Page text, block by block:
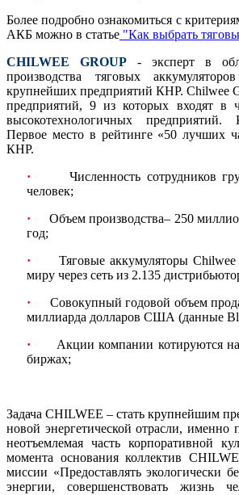
Более подробно ознакомиться с
АКБ можно в статье "Как выбрать
CHILWEE GROUP - эксперт в
производства тяговых
крупнейших предприятий КНР. Chilwee
предприятий, 9 из которых входят в
высокотехнологичных предприятий.
Первое место в рейтинге «50 лучших
КНР.
·
Численность сотрудников
человек;
·
Объем производства– 250
год;
·
Тяговые аккумуляторы
миру через сеть из 2.135
·
Совокупный годовой объем
миллиарда долларов США (данные
·
Акции компании котируются
биржах;
Задача CHILWEE – стать крупнейшим
новой энергетической отрасли,
неотъемлемая часть корпоративной
момента основания коллектив
миссии «Предоставлять экологически
энергии, совершенствовать жизнь